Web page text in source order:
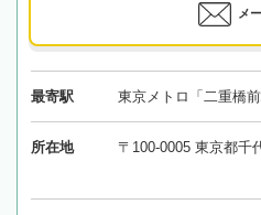
メ
最寄駅 東京メトロ「二重橋
所在地 〒100-0005 東京都千